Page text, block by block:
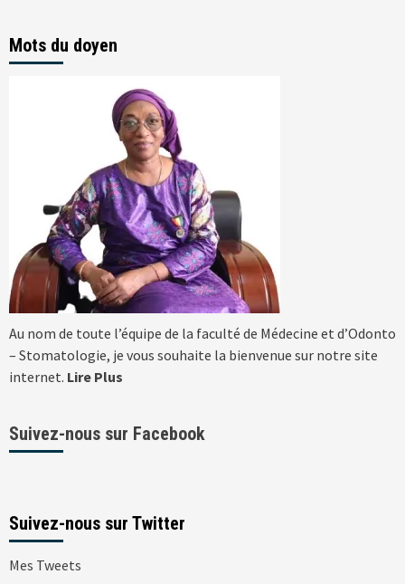
Mots du doyen
Au nom de toute l’équipe de la faculté de Médecine et d’Odonto
– Stomatologie, je vous souhaite la bienvenue sur notre site
internet. Lire Plus
Suivez-nous sur Facebook
Suivez-nous sur Twitter
Mes Tweets